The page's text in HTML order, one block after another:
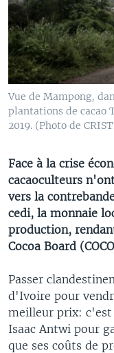
Vue de Mampong,
plantations de cacao
2019. (Photo de
Face à la crise
cacaoculteurs
vers la
cedi, la monnaie
production,
Cocoa Board
Passer
d'Ivoire pour
meilleur prix: c'est
Isaac Antwi pour
que ses coûts de